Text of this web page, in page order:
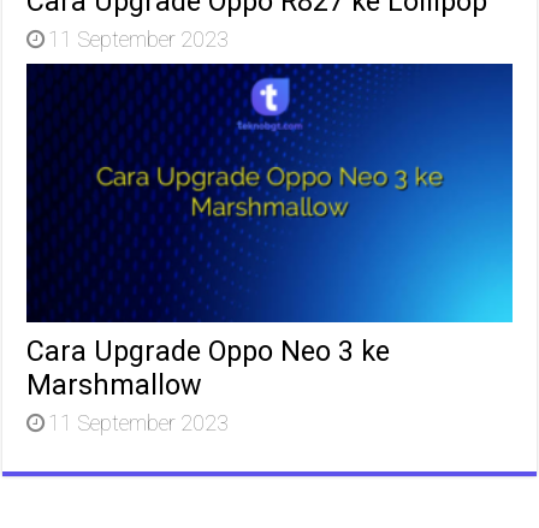
11 September 2023
Cara Upgrade Oppo Neo 3 ke
Marshmallow
11 September 2023